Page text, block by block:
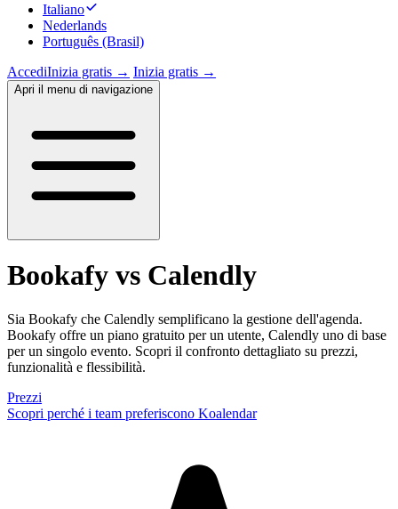
Italiano
Nederlands
Português (Brasil)
AccediInizia gratis → Inizia gratis →
Apri il menu di navigazione
Bookafy vs Calendly
Sia Bookafy che Calendly semplificano la gestione dell'agenda.
Bookafy offre un piano gratuito per un utente, Calendly uno di base
per un singolo evento. Scopri il confronto dettagliato su prezzi,
funzionalità e flessibilità.
Prezzi
Scopri perché i team preferiscono Koalendar